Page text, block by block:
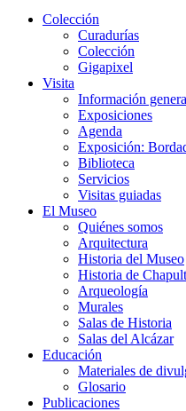
Colección
Curadurías
Colección
Gigapixel
Visita
Información
Exposiciones
Agenda
Exposición:
Biblioteca
Servicios
Visitas guiadas
El Museo
Quiénes somos
Arquitectura
Historia del Museo
Historia de
Arqueología
Murales
Salas de Historia
Salas del Alcázar
Educación
Materiales de
Glosario
Publicaciones